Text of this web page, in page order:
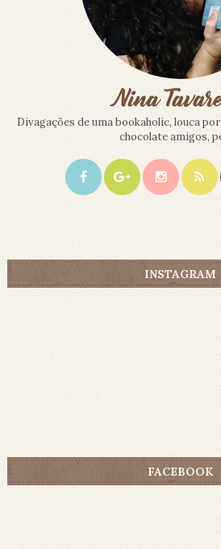
Divagações de uma bookaholic, louca
chocolate amigos,
INSTAGRAM
FACEBOOK